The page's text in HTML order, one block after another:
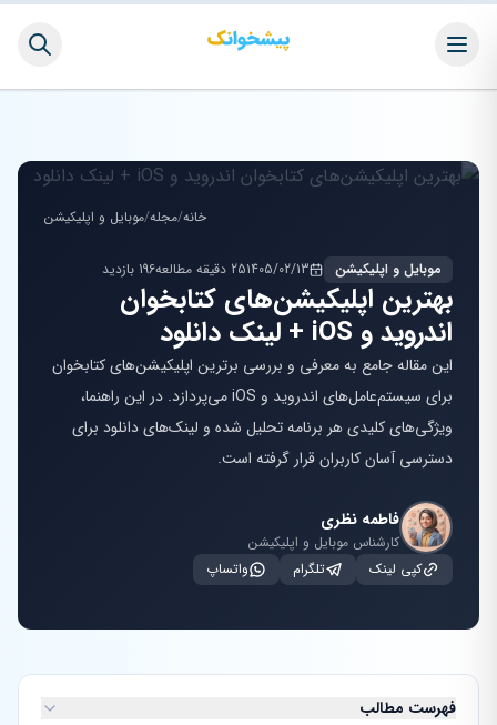
خانه/مجله/موبایل و اپلیکیشن
موبایل و اپلیکیشن 1405/02/1325 دقیقه مطالعه 196 بازدید
بهترین اپلیکیشن‌های کتابخوان
اندروید و iOS + لینک دانلود
این مقاله جامع به معرفی و بررسی برترین اپلیکیشن‌های کتابخوان
برای سیستم‌عامل‌های اندروید و iOS می‌پردازد. در این راهنما،
ویژگی‌های کلیدی هر برنامه تحلیل شده و لینک‌های دانلود برای
دسترسی آسان کاربران قرار گرفته است.
فاطمه نظری
کارشناس موبایل و اپلیکیشن
کپی لینک
تلگرام واتساپ
فهرست مطالب